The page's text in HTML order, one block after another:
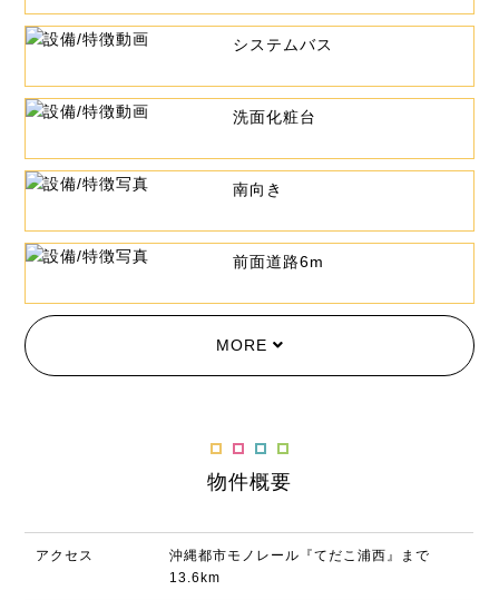
システムバス
洗面化粧台
南向き
前面道路6m
MORE
物件概要
アクセス
沖縄都市モノレール『てだこ浦西』まで
13.6km